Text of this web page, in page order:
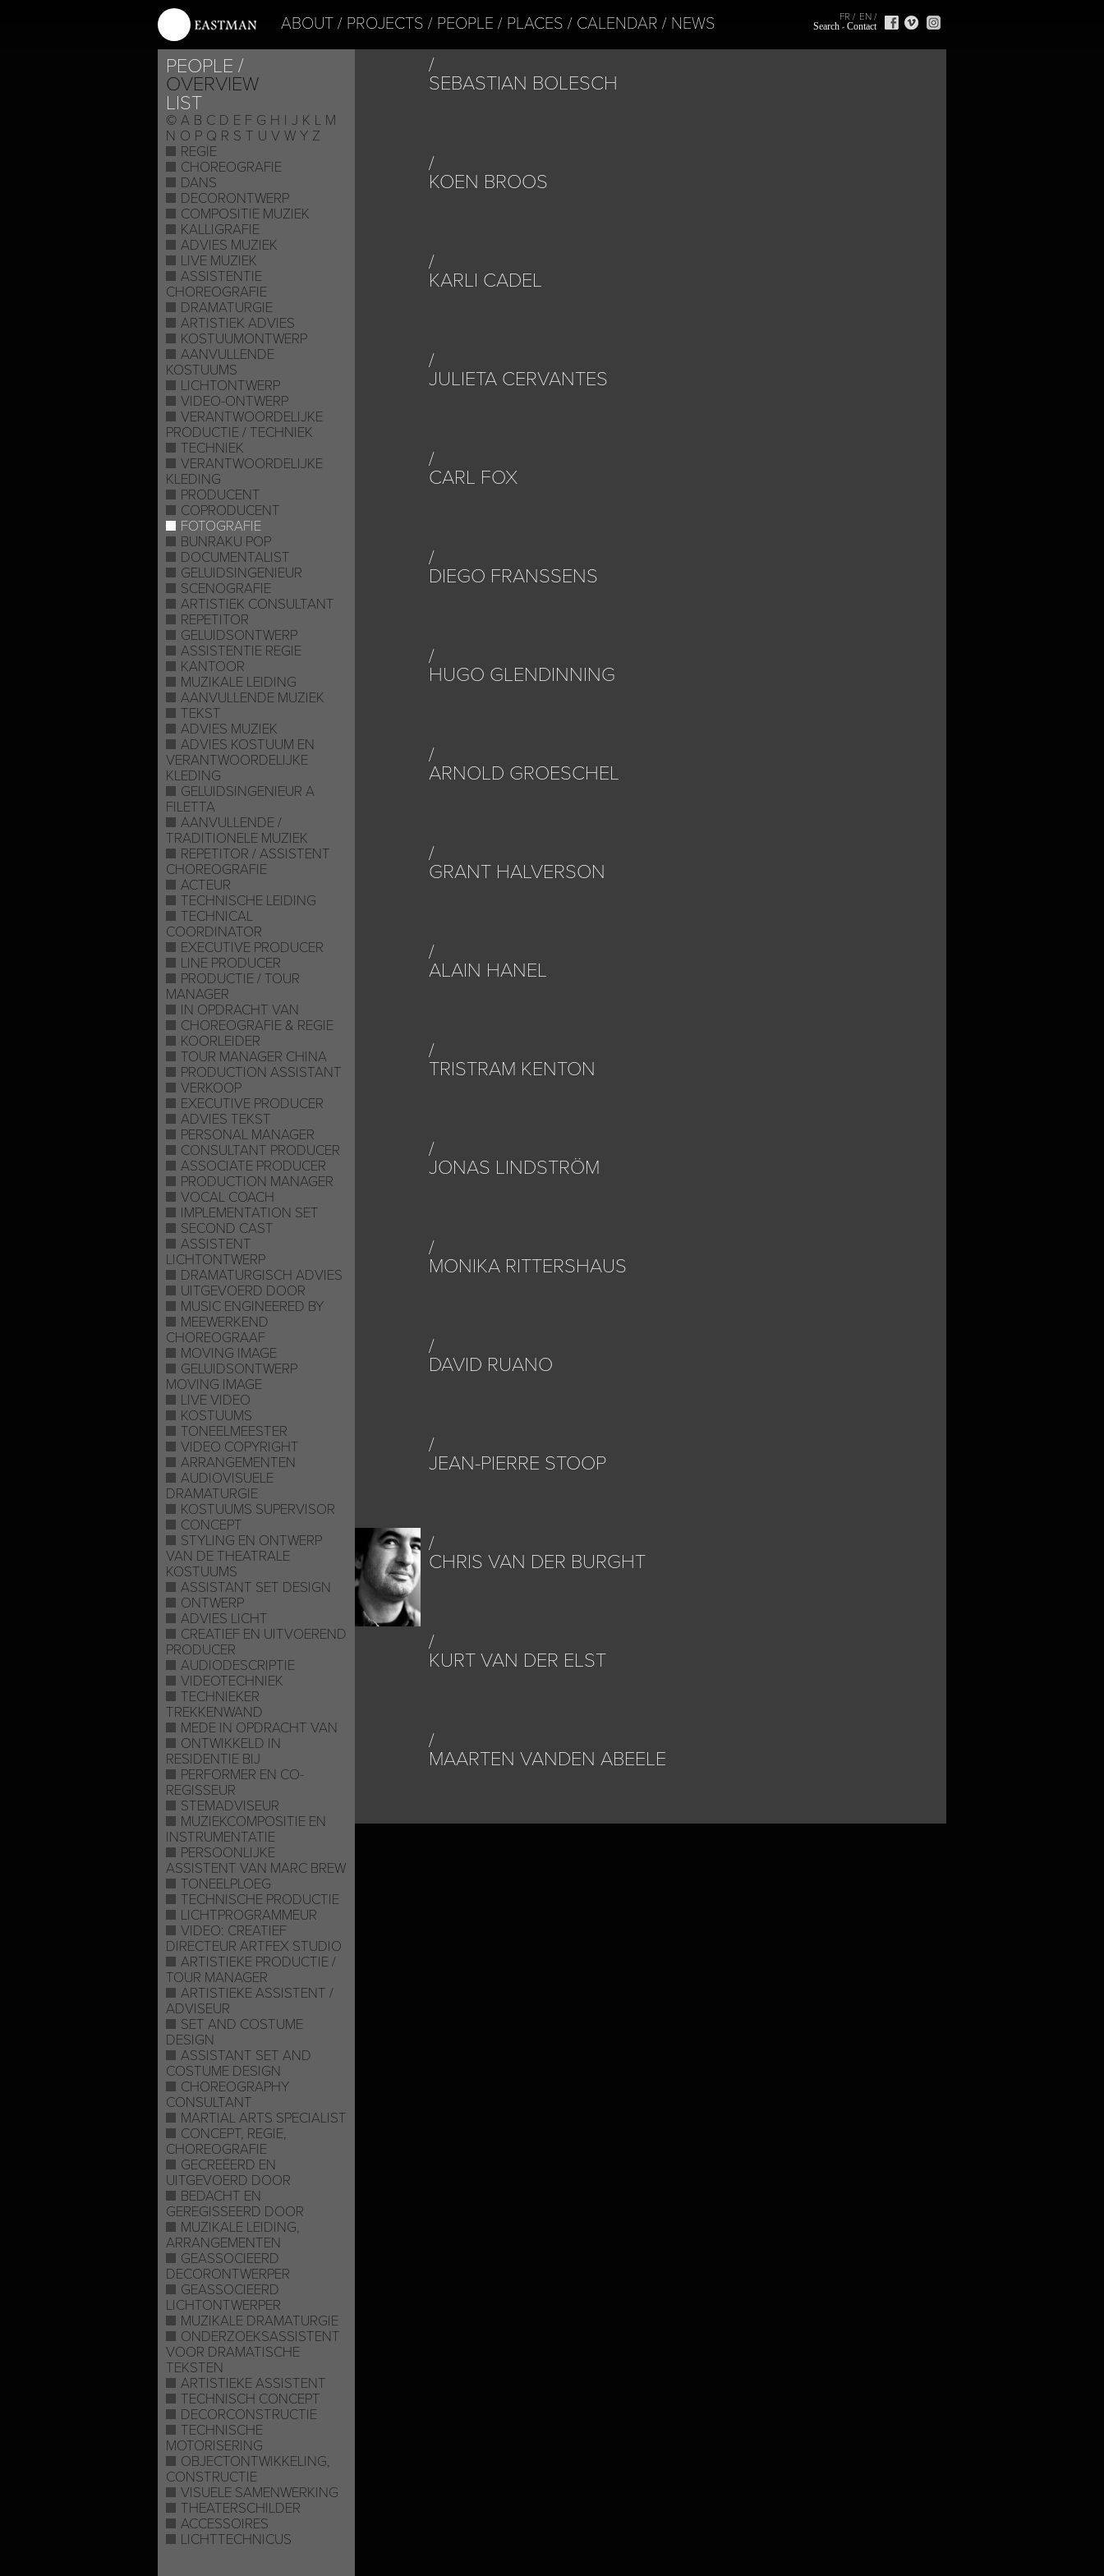
ABOUT PROJECTS PEOPLE PLACES CALENDAR NEWS FR
EN
Search
Contact
PEOPLE
OVERVIEW
LIST
© A B C D E F G H I J K L M
N O P Q R S T U V W Y Z
REGIE
CHOREOGRAFIE
DANS
DECORONTWERP
COMPOSITIE MUZIEK
KALLIGRAFIE
ADVIES MUZIEK
LIVE MUZIEK
ASSISTENTIE
CHOREOGRAFIE
DRAMATURGIE
ARTISTIEK ADVIES
KOSTUUMONTWERP
AANVULLENDE
KOSTUUMS
LICHTONTWERP
VIDEO-ONTWERP
VERANTWOORDELIJKE
PRODUCTIE / TECHNIEK
TECHNIEK
VERANTWOORDELIJKE
KLEDING
PRODUCENT
COPRODUCENT
FOTOGRAFIE
BUNRAKU POP
DOCUMENTALIST
GELUIDSINGENIEUR
SCENOGRAFIE
ARTISTIEK CONSULTANT
REPETITOR
GELUIDSONTWERP
ASSISTENTIE REGIE
KANTOOR
MUZIKALE LEIDING
AANVULLENDE MUZIEK
TEKST
ADVIES MUZIEK
ADVIES KOSTUUM EN
VERANTWOORDELIJKE
KLEDING
GELUIDSINGENIEUR A
FILETTA
AANVULLENDE /
TRADITIONELE MUZIEK
REPETITOR / ASSISTENT
CHOREOGRAFIE
ACTEUR
TECHNISCHE LEIDING
TECHNICAL
COORDINATOR
EXECUTIVE PRODUCER
LINE PRODUCER
PRODUCTIE / TOUR
MANAGER
IN OPDRACHT VAN
CHOREOGRAFIE & REGIE
KOORLEIDER
TOUR MANAGER CHINA
PRODUCTION ASSISTANT
VERKOOP
EXECUTIVE PRODUCER
ADVIES TEKST
PERSONAL MANAGER
CONSULTANT PRODUCER
ASSOCIATE PRODUCER
PRODUCTION MANAGER
VOCAL COACH
IMPLEMENTATION SET
SECOND CAST
ASSISTENT
LICHTONTWERP
DRAMATURGISCH ADVIES
UITGEVOERD DOOR
MUSIC ENGINEERED BY
MEEWERKEND
CHOREOGRAAF
MOVING IMAGE
GELUIDSONTWERP
MOVING IMAGE
LIVE VIDEO
KOSTUUMS
TONEELMEESTER
VIDEO COPYRIGHT
ARRANGEMENTEN
AUDIOVISUELE
DRAMATURGIE
KOSTUUMS SUPERVISOR
CONCEPT
STYLING EN ONTWERP
VAN DE THEATRALE
KOSTUUMS
ASSISTANT SET DESIGN
ONTWERP
ADVIES LICHT
CREATIEF EN UITVOEREND
PRODUCER
AUDIODESCRIPTIE
VIDEOTECHNIEK
TECHNIEKER
TREKKENWAND
MEDE IN OPDRACHT VAN
ONTWIKKELD IN
RESIDENTIE BIJ
PERFORMER EN CO-
REGISSEUR
STEMADVISEUR
MUZIEKCOMPOSITIE EN
INSTRUMENTATIE
PERSOONLIJKE
ASSISTENT VAN MARC BREW
TONEELPLOEG
TECHNISCHE PRODUCTIE
LICHTPROGRAMMEUR
VIDEO: CREATIEF
DIRECTEUR ARTFEX STUDIO
ARTISTIEKE PRODUCTIE /
TOUR MANAGER
ARTISTIEKE ASSISTENT /
ADVISEUR
SET AND COSTUME
DESIGN
ASSISTANT SET AND
COSTUME DESIGN
CHOREOGRAPHY
CONSULTANT
MARTIAL ARTS SPECIALIST
CONCEPT, REGIE,
CHOREOGRAFIE
GECREËERD EN
UITGEVOERD DOOR
BEDACHT EN
GEREGISSEERD DOOR
MUZIKALE LEIDING,
ARRANGEMENTEN
GEASSOCIEERD
DECORONTWERPER
GEASSOCIEERD
LICHTONTWERPER
MUZIKALE DRAMATURGIE
ONDERZOEKSASSISTENT
VOOR DRAMATISCHE
TEKSTEN
ARTISTIEKE ASSISTENT
TECHNISCH CONCEPT
DECORCONSTRUCTIE
TECHNISCHE
MOTORISERING
OBJECTONTWIKKELING,
CONSTRUCTIE
VISUELE SAMENWERKING
THEATERSCHILDER
ACCESSOIRES
LICHTTECHNICUS
SEBASTIAN BOLESCH
KOEN BROOS
KARLI CADEL
JULIETA CERVANTES
CARL FOX
DIEGO FRANSSENS
HUGO GLENDINNING
ARNOLD GROESCHEL
GRANT HALVERSON
ALAIN HANEL
TRISTRAM KENTON
JONAS LINDSTRÖM
MONIKA RITTERSHAUS
DAVID RUANO
JEAN-PIERRE STOOP
CHRIS VAN DER BURGHT
KURT VAN DER ELST
MAARTEN VANDEN ABEELE